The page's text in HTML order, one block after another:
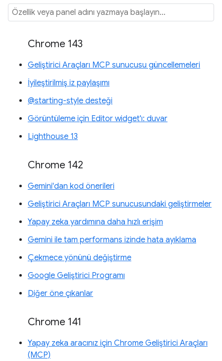
Chrome 143
Geliştirici Araçları MCP sunucusu güncellemeleri
İyileştirilmiş iz paylaşımı
@starting-style desteği
Görüntüleme için Editor widget'ı: duvar
Lighthouse 13
Chrome 142
Gemini'dan kod önerileri
Geliştirici Araçları MCP sunucusundaki geliştirmeler
Yapay zeka yardımına daha hızlı erişim
Gemini ile tam performans izinde hata ayıklama
Çekmece yönünü değiştirme
Google Geliştirici Programı
Diğer öne çıkanlar
Chrome 141
Yapay zeka aracınız için Chrome Geliştirici Araçları
(MCP)